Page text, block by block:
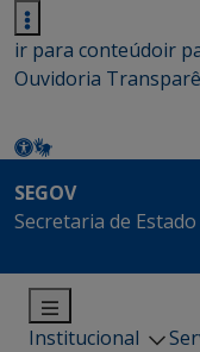
ir para conteúdoir
Ouvidoria
SEGOV
Secretaria de
Institucional